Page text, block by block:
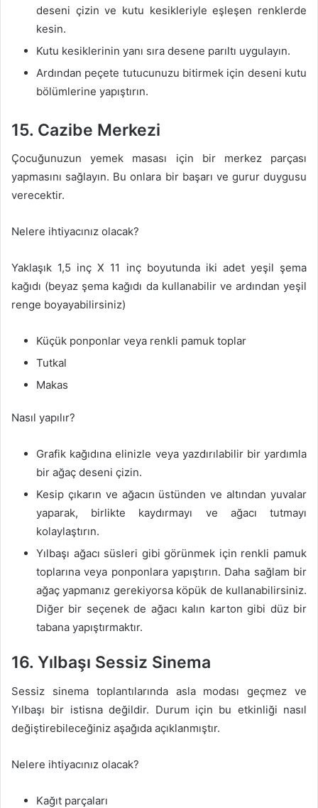
deseni çizin ve kutu kesikleriyle eşleşen renklerde
kesin.
Kutu kesiklerinin yanı sıra desene parıltı uygulayın.
Ardından peçete tutucunuzu bitirmek için deseni kutu
bölümlerine yapıştırın.
15. Cazibe Merkezi
Çocuğunuzun yemek masası için bir merkez parçası
yapmasını sağlayın. Bu onlara bir başarı ve gurur duygusu
verecektir.
Nelere ihtiyacınız olacak?
Yaklaşık 1,5 inç X 11 inç boyutunda iki adet yeşil şema
kağıdı (beyaz şema kağıdı da kullanabilir ve ardından yeşil
renge boyayabilirsiniz)
Küçük ponponlar veya renkli pamuk toplar
Tutkal
Makas
Nasıl yapılır?
Grafik kağıdına elinizle veya yazdırılabilir bir yardımla
bir ağaç deseni çizin.
Kesip çıkarın ve ağacın üstünden ve altından yuvalar
yaparak, birlikte kaydırmayı ve ağacı tutmayı
kolaylaştırın.
Yılbaşı ağacı süsleri gibi görünmek için renkli pamuk
toplarına veya ponponlara yapıştırın. Daha sağlam bir
ağaç yapmanız gerekiyorsa köpük de kullanabilirsiniz.
Diğer bir seçenek de ağacı kalın karton gibi düz bir
tabana yapıştırmaktır.
16. Yılbaşı Sessiz Sinema
Sessiz sinema toplantılarında asla modası geçmez ve
Yılbaşı bir istisna değildir. Durum için bu etkinliği nasıl
değiştirebileceğiniz aşağıda açıklanmıştır.
Nelere ihtiyacınız olacak?
Kağıt parçaları